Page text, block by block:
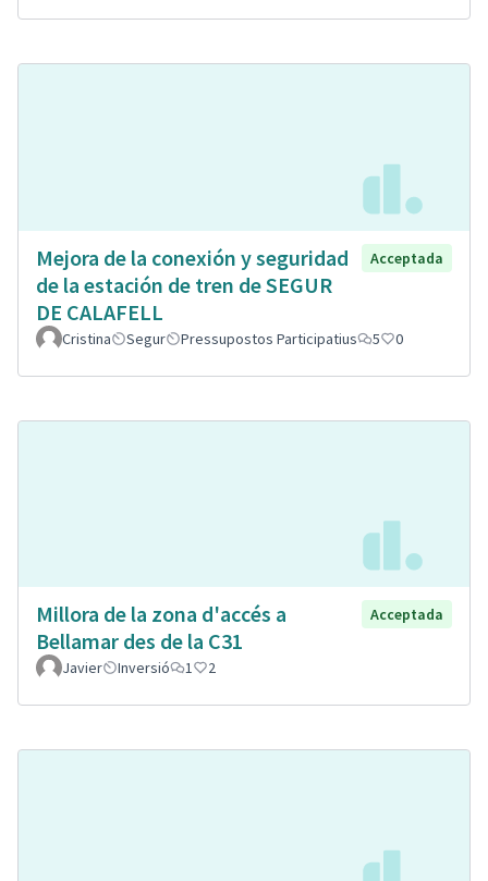
Mejora de la conexión y seguridad
de la estación de tren de SEGUR
DE CALAFELL
Acceptada
Cristina Segur Pressupostos Participatius 5 0
Millora de la zona d'accés a
Bellamar des de la C31
Acceptada
Javier Inversió 1 2